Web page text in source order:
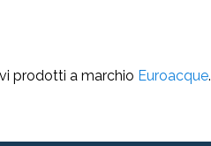
prodotti a marchio Euroacque.